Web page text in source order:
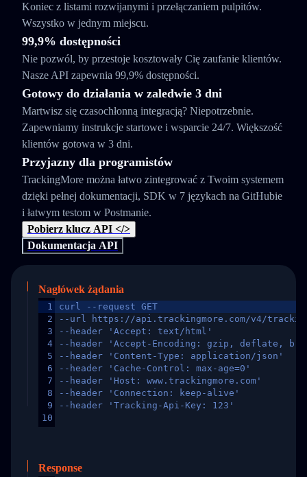
Koniec z listami rozwijanymi i przełączaniem pulpitów.
Wszystko w jednym miejscu.
99,9% dostępności
Nie pozwól, by przestoje kosztowały Cię zaufanie klientów.
Nasze API zapewnia 99,9% dostępności.
Gotowy do działania w zaledwie 3 dni
Martwisz się czasochłonną integracją? Niepotrzebnie.
Zapewniamy instrukcje startowe i wsparcie 24/7. Większość
klientów gotowa w 3 dni.
Przyjazny dla programistów
TrackingMore można łatwo zintegrować z Twoim systemem
dzięki pełnej dokumentacji, SDK w 7 językach na GitHubie
i łatwym testom w Postmanie.
Pobierz klucz API </>
Dokumentacja API
Nagłówek żądania
1
2
3
4
5
6
7
8
9
10
curl --request GET
--url https://api.trackingmore.com/v4/trackings/
--header 'Accept: text/html'
--header 'Accept-Encoding: gzip, deflate,
--header 'Content-Type: application/json'
--header 'Cache-Control: max-age=0'
--header 'Host: www.trackingmore.com'
--header 'Connection: keep-alive'
--header 'Tracking-Api-Key: 123'
Response